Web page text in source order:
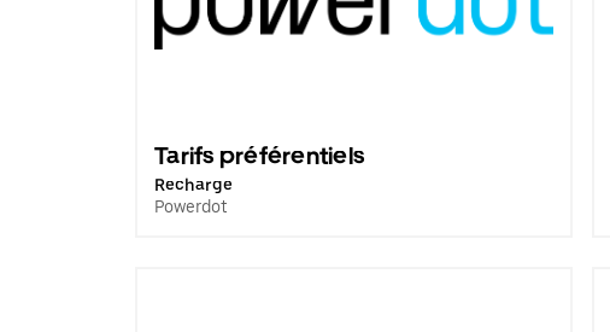
Tarifs préférentiels
Recharge
Powerdot